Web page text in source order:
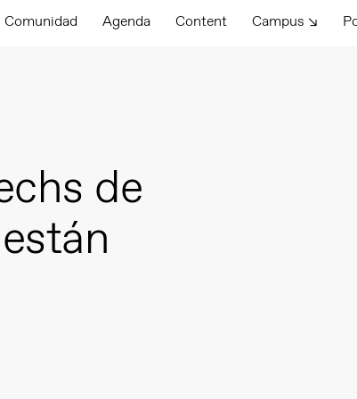
Comunidad Agenda Content Campus ↘
de